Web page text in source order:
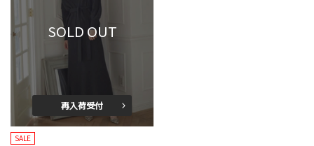
SOLD OUT
再入荷受付
SALE